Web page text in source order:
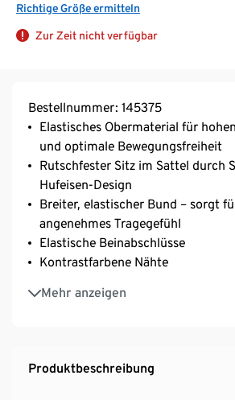
Richtige Größe ermitteln
Zur Zeit nicht verfügbar
Bestellnummer: 145375
Elastisches Obermaterial für
und optimale Bewegungsfreiheit
Rutschfester Sitz im Sattel durch
Hufeisen-Design
Breiter, elastischer Bund – sorgt
angenehmes Tragegefühl
Elastische Beinabschlüsse
Kontrastfarbene Nähte
Mehr anzeigen
Atmungsaktiv,
schnelltrocknend durch DryActive
Funktionale Reithose für Kinder –
Produktbeschreibung